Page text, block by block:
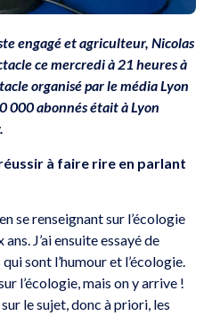
engagé et agriculteur, Nicolas
ce mercredi à 21 heures à
organisé par le média Lyon
000 abonnés était à Lyon
à faire rire en parlant
se renseignant sur l’écologie
J’ai ensuite essayé de
sont l’humour et l’écologie.
l’écologie, mais on y arrive !
le sujet, donc à priori, les